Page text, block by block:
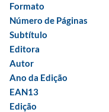
Formato
Número de Páginas
Subtítulo
Editora
Autor
Ano da Edição
EAN13
Edição